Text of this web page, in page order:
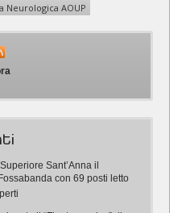
Neurologica AOUP
Sant’Anna il
con 69 posti letto